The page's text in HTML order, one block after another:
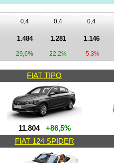
0,4 0,4 0,4
1.484 1.281 1.146
29,6% 22,2% -5,3%
FIAT TIPO
11.804 +86,5%
FIAT 124 SPIDER